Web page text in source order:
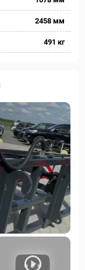
2458 мм
491 кг